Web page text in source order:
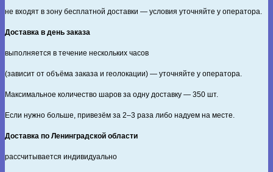
не входят в зону бесплатной доставки — условия уточняйте у оператора.
Доставка в день заказа
выполняется в течение нескольких часов
(зависит от объёма заказа и геолокации) — уточняйте у оператора.
Максимальное количество шаров за одну доставку — 350 шт.
Если нужно больше, привезём за 2–3 раза либо надуем на месте.
Доставка по Ленинградской области
рассчитывается индивидуально